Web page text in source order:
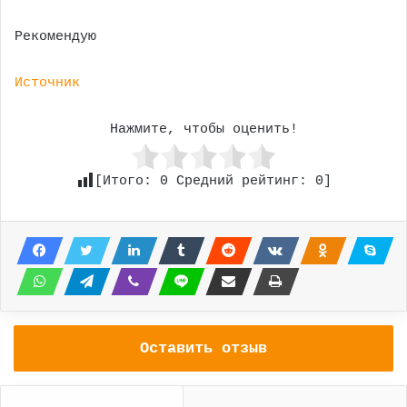
Рекомендую
Источник
Нажмите, чтобы оценить!
[Итого: 0 Средний рейтинг: 0
Оставить отзыв